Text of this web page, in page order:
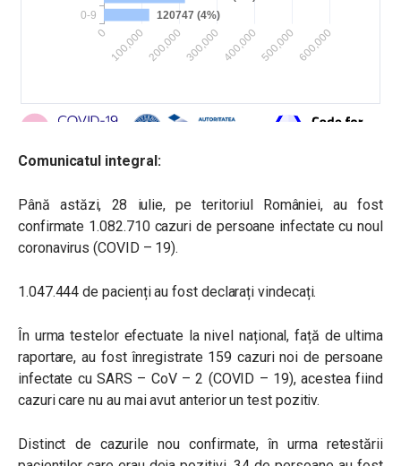
Comunicatul integral:
Până astăzi, 28 iulie, pe teritoriul României, au fost
confirmate 1.082.710 cazuri de persoane infectate cu noul
coronavirus (COVID – 19).
1.047.444 de pacienți au fost declarați vindecați.
În urma testelor efectuate la nivel național, față de ultima
raportare, au fost înregistrate 159 cazuri noi de persoane
infectate cu SARS – CoV – 2 (COVID – 19), acestea fiind
cazuri care nu au mai avut anterior un test pozitiv.
Distinct de cazurile nou confirmate, în urma retestării